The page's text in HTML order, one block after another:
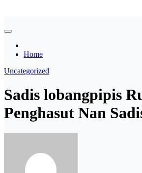
content
Home
Uncategorized
Sadis lobangpipis
Penghasut Nan